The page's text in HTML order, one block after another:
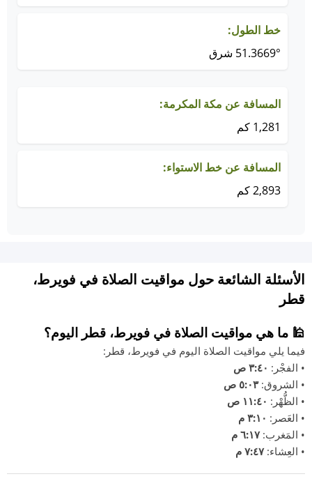
خط الطول:
51.3669° شرق
المسافة عن مكة المكرمة:
1,281 كم
المسافة عن خط الاستواء:
2,893 كم
الأسئلة الشائعة حول مواقيت الصلاة في فويرط،
قطر
🕌 ما هي مواقيت الصلاة في فويرط، قطر اليوم؟
فيما يلي مواقيت الصلاة اليوم في فويرط، قطر:
• الفجْر: ٣:٤٠ ص
• الشروق:٥:٠٣ ص
• الظُّهْر: ١١:٤٠ ص
• العَصر: ٣:١٠ م
• المَغرب:٦:١٧ م
• العِشاء:٧:٤٧ م